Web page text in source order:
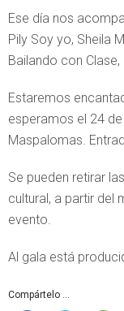
Ese día nos
Pily Soy yo, Sheila
Bailando con
Estaremos
esperamos el 24
Maspalomas.
Se pueden retirar
cultural, a partir del
evento.
Al gala está
Compártelo ...